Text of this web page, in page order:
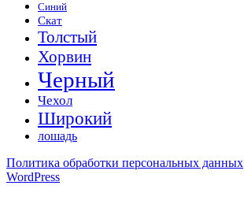
Синий
Скат
Толстый
Хорвин
Черный
Чехол
Широкий
лошадь
Политика обработки персональных данных
WordPress